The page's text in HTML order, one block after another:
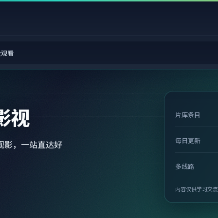
看
视
影，一站直达好
片库条目
每日更新
多线路
内容仅供学习交